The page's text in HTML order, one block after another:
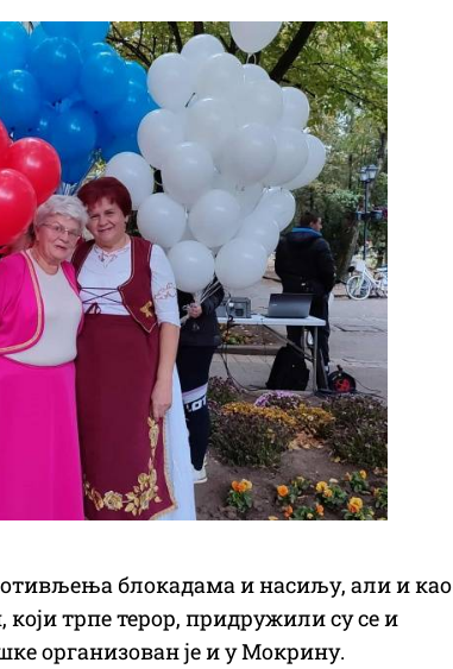
блокадама и насиљу, али и као
трпе терор, придружили су се и
организован је и у Мокрину.